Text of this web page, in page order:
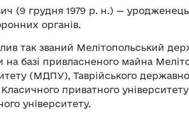
(9 грудня 1979 р. н.) —
органів.
так званий Мелітопольський
базі привласненого майна
(МДПУ), Таврійського
приватного
університету.